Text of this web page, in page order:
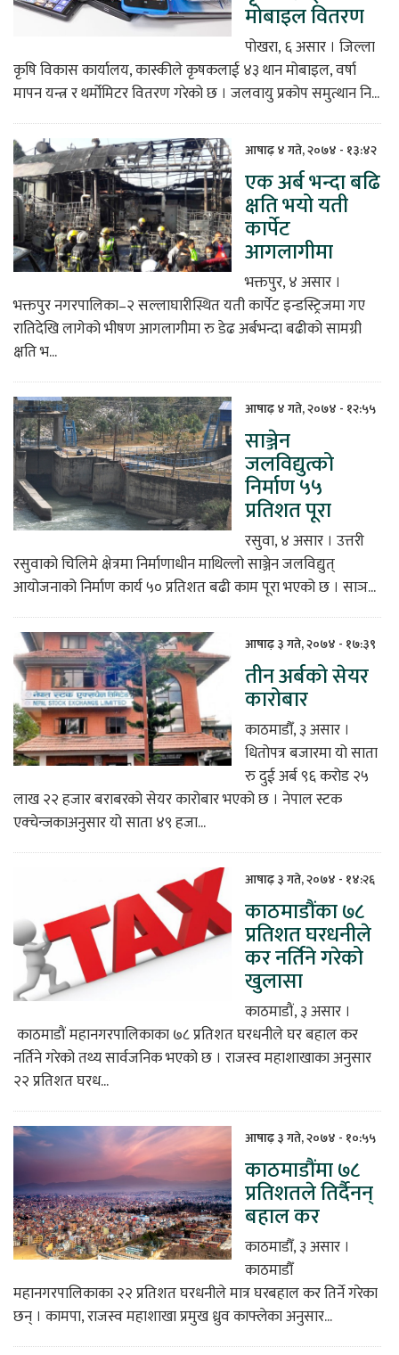
मोबाइल वितरण
पोखरा, ६ असार । जिल्ला
कृषि विकास कार्यालय, कास्कीले कृषकलाई ४३ थान मोबाइल, वर्षा
मापन यन्त्र र थर्मोमिटर वितरण गरेको छ । जलवायु प्रकोप समुत्थान नि...
आषाढ़ ४ गते, २०७४ - १३:४२
एक अर्ब भन्दा बढि
क्षति भयो यती
कार्पेट
आगलागीमा
भक्तपुर, ४ असार ।
भक्तपुर नगरपालिका–२ सल्लाघारीस्थित यती कार्पेट इन्डस्ट्रिजमा गए
रातिदेखि लागेको भीषण आगलागीमा रु डेढ अर्बभन्दा बढीको सामग्री
क्षति भ...
आषाढ़ ४ गते, २०७४ - १२:५५
साञ्जेन
जलविद्युत्को
निर्माण ५५
प्रतिशत पूरा
रसुवा, ४ असार । उत्तरी
रसुवाको चिलिमे क्षेत्रमा निर्माणाधीन माथिल्लो साञ्जेन जलविद्युत्
आयोजनाको निर्माण कार्य ५० प्रतिशत बढी काम पूरा भएको छ । साञ...
आषाढ़ ३ गते, २०७४ - १७:३९
तीन अर्बको सेयर
कारोबार
काठमाडौँ, ३ असार ।
धितोपत्र बजारमा यो साता
रु दुई अर्ब ९६ करोड २५
लाख २२ हजार बराबरको सेयर कारोबार भएको छ । नेपाल स्टक
एक्चेन्जकाअनुसार यो साता ४९ हजा...
आषाढ़ ३ गते, २०७४ - १४:२६
काठमाडौंका ७८
प्रतिशत घरधनीले
कर नर्तिने गरेको
खुलासा
काठमाडौं, ३ असार ।
काठमाडौं महानगरपालिकाका ७८ प्रतिशत घरधनीले घर बहाल कर
नर्तिने गरेको तथ्य सार्वजनिक भएको छ । राजस्व महाशाखाका अनुसार
२२ प्रतिशत घरध...
आषाढ़ ३ गते, २०७४ - १०:५५
काठमाडौंमा ७८
प्रतिशतले तिर्दैनन्
बहाल कर
काठमाडौँ, ३ असार ।
काठमाडौँ
महानगरपालिकाका २२ प्रतिशत घरधनीले मात्र घरबहाल कर तिर्ने गरेका
छन् । कामपा, राजस्व महाशाखा प्रमुख ध्रुव काफ्लेका अनुसार...